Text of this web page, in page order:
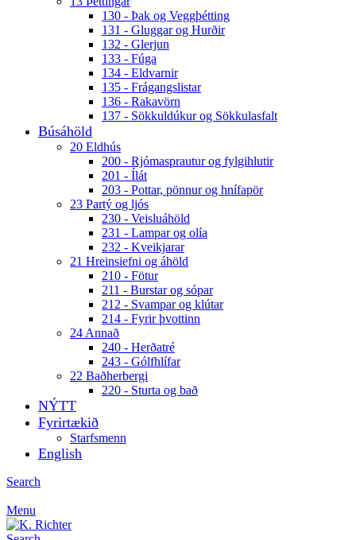
130 - Þak og Veggþétting
131 - Gluggar og Hurðir
132 - Glerjun
133 - Fúga
134 - Eldvarnir
135 - Frágangslistar
136 - Rakavörn
137 - Sökkuldúkur og Sökkulasfalt
Búsáhöld
20 Eldhús
200 - Rjómasprautur og fylgihlutir
201 - Ílát
203 - Pottar, pönnur og hnífapör
23 Partý og ljós
230 - Veisluáhöld
231 - Lampar og olía
232 - Kveikjarar
21 Hreinsiefni og áhöld
210 - Fötur
211 - Burstar og sópar
212 - Svampar og klútar
214 - Fyrir þvottinn
24 Annað
240 - Herðatré
243 - Gólfhlífar
22 Baðherbergi
220 - Sturta og bað
NÝTT
Fyrirtækið
Starfsmenn
English
Search
Menu